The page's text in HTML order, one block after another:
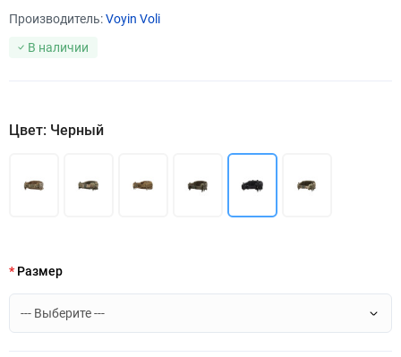
Производитель:Voyin Voli
В наличии
Цвет: Черный
Размер